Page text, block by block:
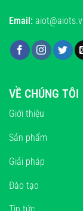
Email:
VỀ CHÚNG TÔI
Giới thiệu
Sản phẩm
Giải pháp
Đào tạo